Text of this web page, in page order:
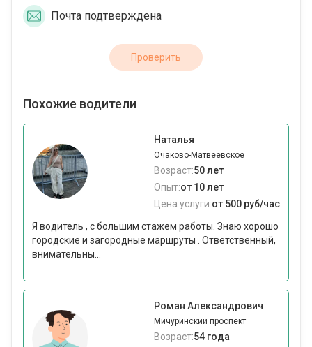
Почта подтверждена
Проверить
Похожие водители
Наталья
Очаково-Матвеевское
Возраст:50 лет
Опыт:от 10 лет
Цена услуги:от 500 руб/час
Я водитель , с большим стажем работы. Знаю хорошо
городские и загородные маршруты . Ответственный,
внимательны...
Роман Александрович
Мичуринский проспект
Возраст:54 года